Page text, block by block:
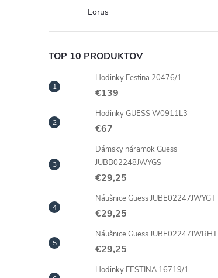
Lorus
TOP 10 PRODUKTOV
Hodinky Festina 20476/1
€139
Hodinky GUESS W0911L3
€67
Dámsky náramok Guess
JUBB02248JWYGS
€29,25
Náušnice Guess JUBE02247JWYGT
€29,25
Náušnice Guess JUBE02247JWRHT
€29,25
Hodinky FESTINA 16719/1